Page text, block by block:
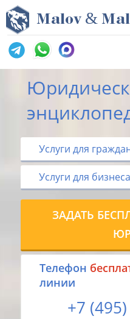
Malov & M
Услуги для
Услуги для бизнеса
ЗАДАТЬ
Tелефон
линии
+7